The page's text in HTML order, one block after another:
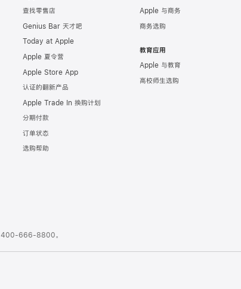
查找零售店
Genius Bar 天才吧
Today at Apple
Apple 夏令营
Apple Store App
认证的翻新产品
Apple Trade In 换购计划
分期付款
订单状态
选购帮助
Apple 与商务
商务选购
教育应用
Apple 与教育
高校师生选购
400-666-8800。